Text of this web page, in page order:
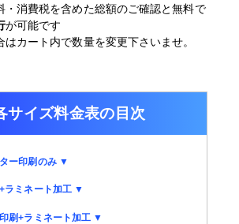
・消費税を含めた総額のご確認と無料で
が可能です
カート内で数量を変更下さいませ。
サイズ料金表の目次
ー印刷のみ ▼
ラミネート加工 ▼
刷+ラミネート加工 ▼